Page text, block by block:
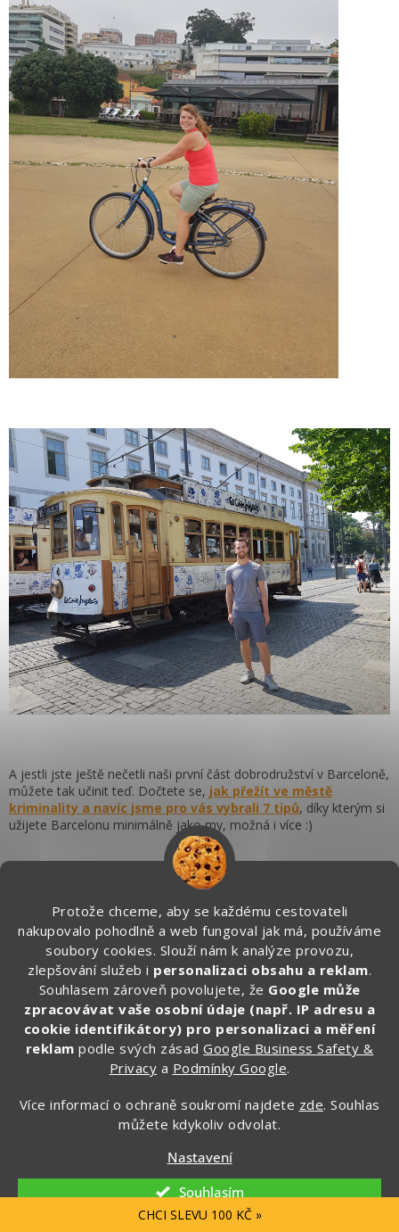
Protože chceme, aby se každému cestovateli
nakupovalo pohodlně a web fungoval jak má, používáme
soubory cookies. Slouží nám k analýze provozu,
zlepšování služeb i personalizaci obsahu a reklam.
Souhlasem zároveň povolujete, že Google může
zpracovávat vaše osobní údaje (např. IP adresu a
cookie identifikátory) pro personalizaci a měření
reklam podle svých zásadGoogle Business Safety &
Privacy a Podmínky Google.
Více informací o ochraně soukromí najdete zde. Souhlas
můžete kdykoliv odvolat.
Nastavení
Souhlasím
A jestli jste ještě nečetli naši první část dobrodružství v Barceloně,
můžete tak učinit teď. Dočtete se, jak přežít ve městě
kriminality a navíc jsme pro vás vybrali 7 tipů, díky kterým si
užijete Barcelonu minimálně jako my, možná i více :)
Našli jste v článku neaktuální informaci? Napište nám na
info@zapakuj.cza jako odměnu získáte slevový kód na další
objednávku se slevou 10 %.
Vzhůru za dobrodružstvím,
cestovatelé Míša a Miňo
Něco málo o nás a proč to vlastně děláme
cestování stejně smýšlejícím lidem. Víme, jak
se cítíte při balení na každou dovolenou. A
proto se vám snažíme vše usnadnit a nabízíme
vám cestovní kosmetiku do letadla,kosmetické sady,
CHCI SLEVU 100 KČ »